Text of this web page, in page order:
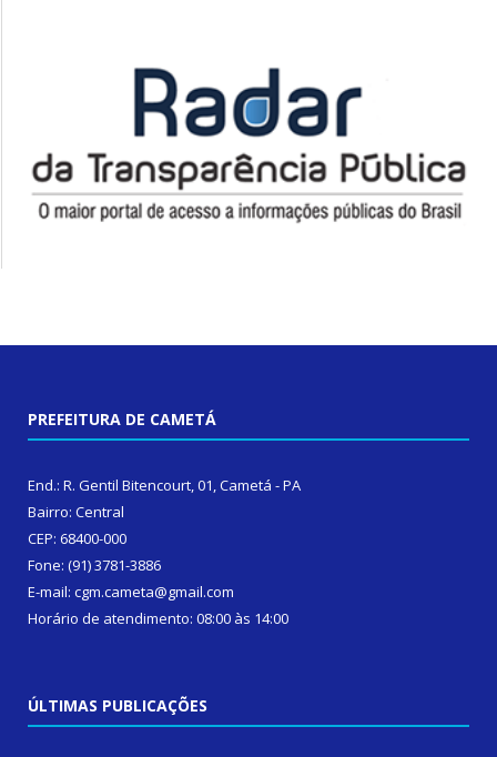
PREFEITURA DE CAMETÁ
End.: R. Gentil Bitencourt, 01, Cametá - PA
Bairro: Central
CEP: 68400-000
Fone: (91) 3781-3886
E-mail: cgm.cameta@gmail.com
Horário de atendimento: 08:00 às 14:00
ÚLTIMAS PUBLICAÇÕES